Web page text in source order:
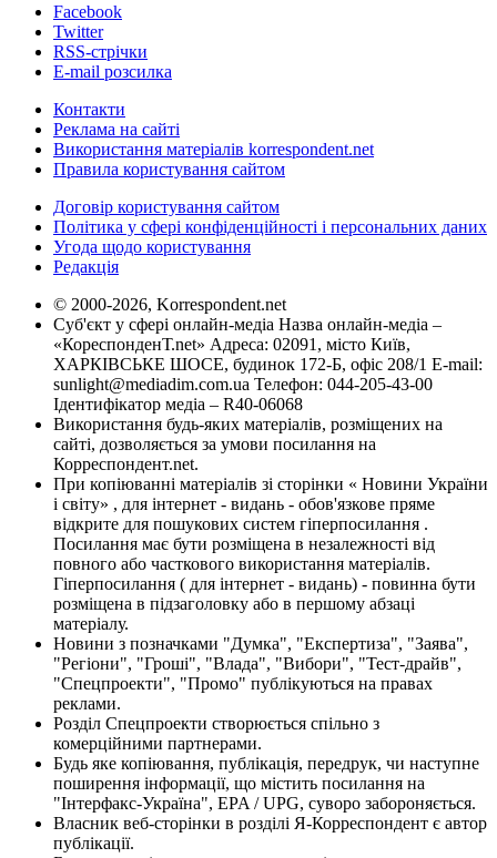
Facebook
Twitter
RSS-стрічки
E-mail розсилка
Контакти
Реклама на сайті
Використання матеріалів korrespondent.net
Правила користування сайтом
Договір користування сайтом
Політика у сфері конфіденційності і персональних даних
Угода щодо користування
Редакція
© 2000-2026, Korrespondent.net
Суб'єкт у сфері онлайн-медіа Назва онлайн-медіа –
«КореспонденТ.net» Адреса: 02091, місто Київ,
ХАРКІВСЬКЕ ШОСЕ, будинок 172-Б, офіс 208/1 E-mail:
sunlight@mediadim.com.ua Телефон: 044-205-43-00
Ідентифікатор медіа – R40-06068
Використання будь-яких матеріалів, розміщених на
сайті, дозволяється за умови посилання на
Корреспондент.net.
При копіюванні матеріалів зі сторінки « Новини України
і світу» , для інтернет - видань - обов'язкове пряме
відкрите для пошукових систем гіперпосилання .
Посилання має бути розміщена в незалежності від
повного або часткового використання матеріалів.
Гіперпосилання ( для інтернет - видань) - повинна бути
розміщена в підзаголовку або в першому абзаці
матеріалу.
Новини з позначками "Думка", "Експертиза", "Заява",
"Регіони", "Гроші", "Влада", "Вибори", "Тест-драйв",
"Спецпроекти", "Промо" публікуються на правах
реклами.
Розділ Спецпроекти створюється спільно з
комерційними партнерами.
Будь яке копіювання, публікація, передрук, чи наступне
поширення інформації, що містить посилання на
"Інтерфакс-Україна", EPA / UPG, суворо забороняється.
Власник веб-сторінки в розділі Я-Корреспондент є автор
публікації.